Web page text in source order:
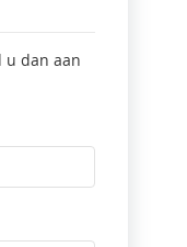
u dan aan